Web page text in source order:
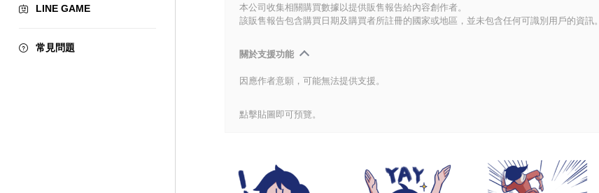
LINE GAME
常見問題
本公司收集相關購買數據以提供販售報告給內容創作者。
該販售報告包含購買日期及購買者所註冊的國家或地區，並未包含任何可識別用戶的資訊。
關於支援功能
因應作者意願，可能無法提供支援。
點擊貼圖即可預覽。